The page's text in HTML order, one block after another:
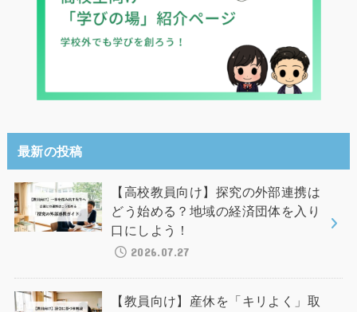
最新の投稿
【高校教員向け】探究の外部連携は
どう始める？地域の経済団体を入り
口にしよう！
2026.07.27
【教員向け】産休を「キリよく」取